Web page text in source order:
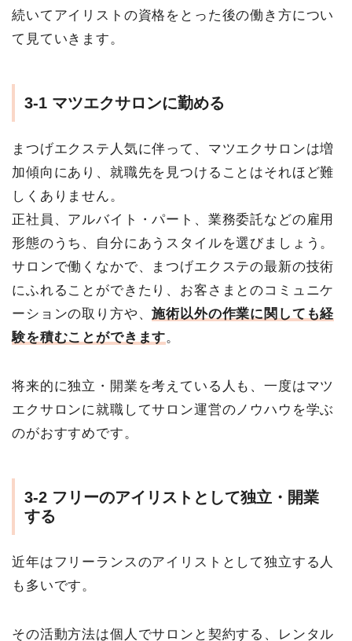
続いてアイリストの資格をとった後の働き方につい
て見ていきます。
3-1 マツエクサロンに勤める
まつげエクステ人気に伴って、マツエクサロンは増
加傾向にあり、就職先を見つけることはそれほど難
しくありません。
正社員、アルバイト・パート、業務委託などの雇用
形態のうち、自分にあうスタイルを選びましょう。
サロンで働くなかで、まつげエクステの最新の技術
にふれることができたり、お客さまとのコミュニケ
ーションの取り方や、施術以外の作業に関しても経
験を積むことができます。
将来的に独立・開業を考えている人も、一度はマツ
エクサロンに就職してサロン運営のノウハウを学ぶ
のがおすすめです。
3-2 フリーのアイリストとして独立・開業
する
近年はフリーランスのアイリストとして独立する人
も多いです。
その活動方法は個人でサロンと契約する、レンタル